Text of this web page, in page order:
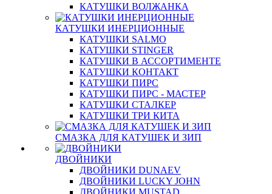
КАТУШКИ ВОЛЖАНКА
КАТУШКИ ИНЕРЦИОННЫЕ
КАТУШКИ SALMO
КАТУШКИ STINGER
КАТУШКИ В АССОРТИМЕНТЕ
КАТУШКИ КОНТАКТ
КАТУШКИ ПИРС
КАТУШКИ ПИРС - МАСТЕР
КАТУШКИ СТАЛКЕР
КАТУШКИ ТРИ КИТА
СМАЗКА ДЛЯ КАТУШЕК И ЗИП
ДВОЙНИКИ
ДВОЙНИКИ DUNAEV
ДВОЙНИКИ LUCKY JOHN
ДВОЙНИКИ MUSTAD